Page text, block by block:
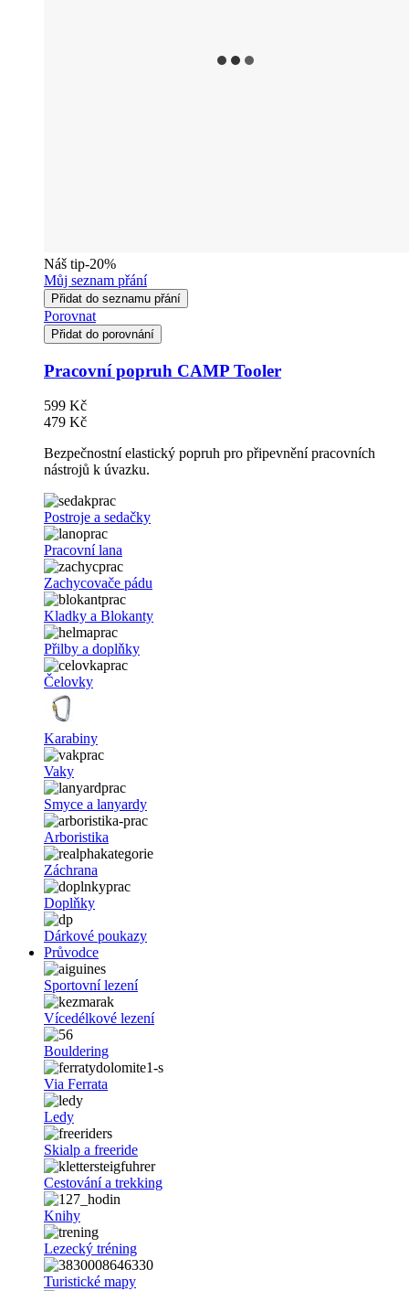
Náš tip-20%
Můj seznam přání
Přidat do seznamu přání
Porovnat
Přidat do porovnání
Pracovní popruh CAMP Tooler
599 Kč
479 Kč
Bezpečnostní elastický popruh pro připevnění pracovních
nástrojů k úvazku.
Postroje a sedačky
Pracovní lana
Zachycovače pádu
Kladky a Blokanty
Přilby a doplňky
Čelovky
Karabiny
Vaky
Smyce a lanyardy
Arboristika
Záchrana
Doplňky
Dárkové poukazy
Průvodce
Sportovní lezení
Vícedélkové lezení
Bouldering
Via Ferrata
Ledy
Skialp a freeride
Cestování a trekking
Knihy
Lezecký tréning
Turistické mapy